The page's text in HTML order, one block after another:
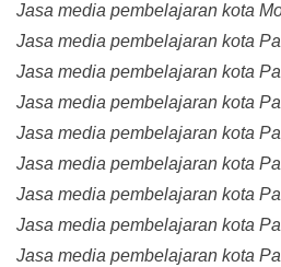
Jasa media pembelajaran kota
Jasa media pembelajaran kota
Jasa media pembelajaran kota
Jasa media pembelajaran kota
Jasa media pembelajaran kota
Jasa media pembelajaran kota
Jasa media pembelajaran kota
Jasa media pembelajaran kota
Jasa media pembelajaran kota